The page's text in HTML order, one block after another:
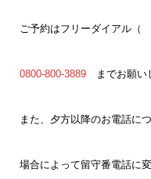
ご予約はフリーダイアル
0800-800-3889までお願い
また、夕方以降のお電話に
場合によって留守番電話に